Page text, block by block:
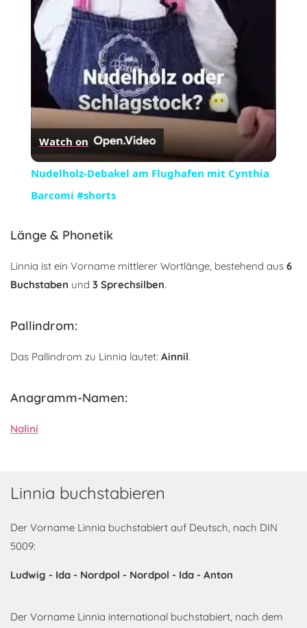
Video
Watch on
Nudelholz-Debakel am Flughafen mit Cynthia
Barcomi #shorts
Länge & Phonetik
Linnia ist ein Vorname mittlerer Wortlänge, bestehend aus 6
Buchstaben und 3 Sprechsilben.
Pallindrom:
Das Pallindrom zu Linnia lautet: Ainnil.
Anagramm-Namen:
Nalini
Linnia buchstabieren
Der Vorname Linnia buchstabiert auf Deutsch, nach DIN
5009:
Ludwig - Ida - Nordpol - Nordpol - Ida - Anton
Der Vorname Linnia international buchstabiert, nach dem